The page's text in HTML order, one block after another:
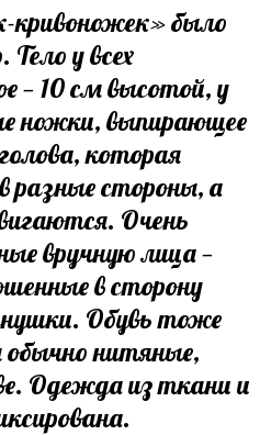
кривоножек» было
у всех
— 10 см высотой, у
ножки, выпирающее
которая
стороны, а
Очень
вручную лица —
в сторону
Обувь тоже
обычно нитяные,
Одежда из ткани и